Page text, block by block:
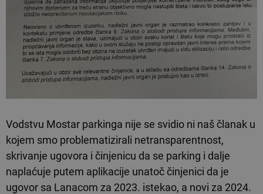
Vodstvu Mostar parkinga nije se svidio ni naš članak u
kojem smo problematizirali netransparentnost,
skrivanje ugovora i činjenicu da se parking i dalje
naplaćuje putem aplikacije unatoč činjenici da je
ugovor sa Lanacom za 2023. istekao, a novi za 2024.